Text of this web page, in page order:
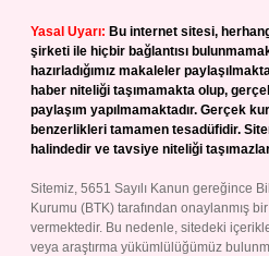
Yasal Uyarı: Bu internet sitesi,
şirketi ile hiçbir bağlantısı
hazırladığımız makaleler
haber niteliği taşımamakta olup,
paylaşım yapılmamaktadır. Gerçek
benzerlikleri tamamen tesadüfidir.
halindedir ve tavsiye niteliği
Sitemiz, 5651 Sayılı Kanun gereğince
Kurumu (BTK) tarafından onaylanmış
vermektedir. Bu nedenle, sitedeki
veya araştırma yükümlülüğümüz